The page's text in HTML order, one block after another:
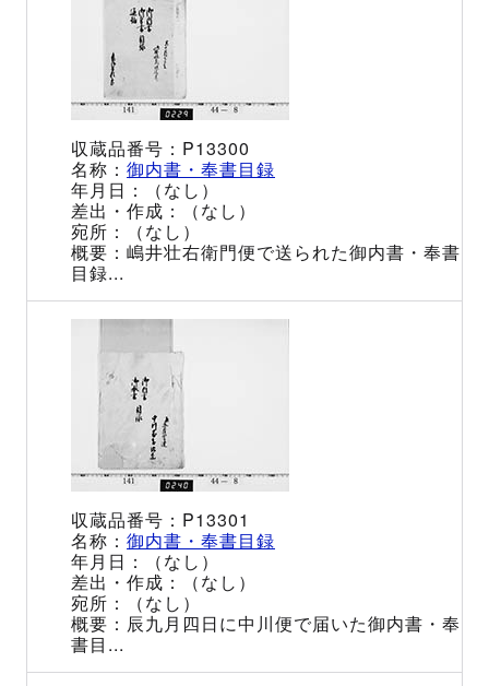
P13300
御内書・奉書目録
（なし）
（なし）
（なし）
嶋井壮右衛門便で送られた御内書・奉書
目録...
P13301
御内書・奉書目録
（なし）
（なし）
（なし）
辰九月四日に中川便で届いた御内書・奉
書目...